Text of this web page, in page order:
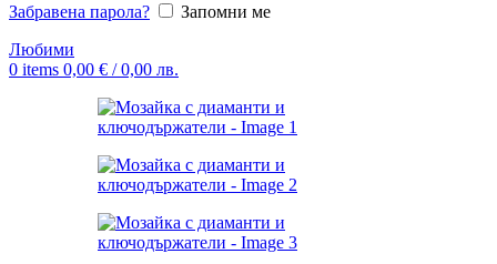
Забравена парола?
Запомни ме
Любими
0 items 0,00 € / 0,00 лв.